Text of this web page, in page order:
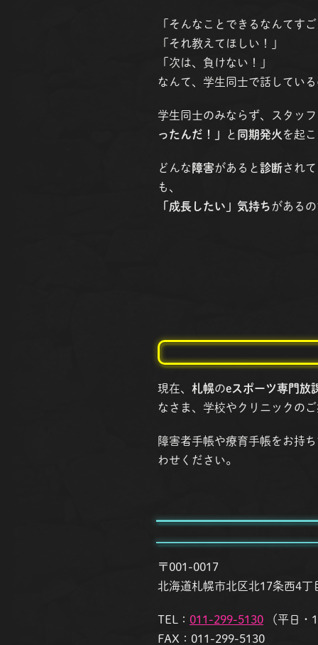
「そんなことできるなんてす
「それ教えてほしい！」
「次は、負けない！」
なんて、学生同士で話してい
学生同士のみならず、スタッ
ったんだ！」
と 同期発火 を起
どんな 障害があると 診断され
も、
「成長したい」気持ちがある
現在、 札幌のeスポーツ専門放
なさま、学校やクリニックの
障害者手帳や療育手帳をお持
わせください。
〒001-0017
北海道札幌市北区北17条西4
TEL： 011-299-5130 （平日・
FAX：011-299-5130